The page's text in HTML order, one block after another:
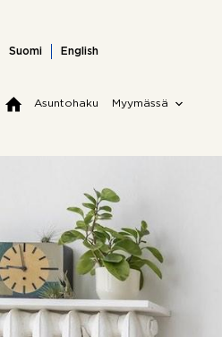
content
Suomi English
Asuntohaku Myymässä